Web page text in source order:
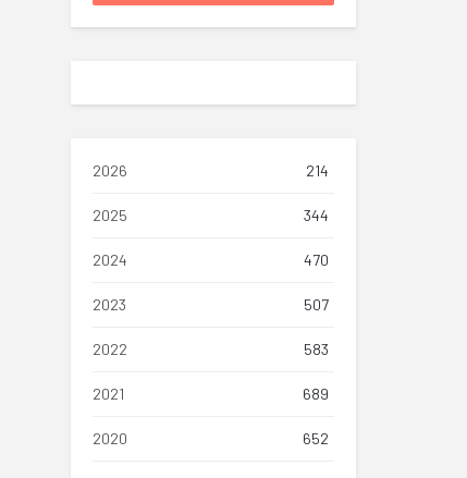
2026 214
2025 344
2024 470
2023 507
2022 583
2021 689
2020 652